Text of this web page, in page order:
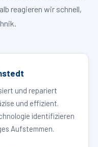
reagieren wir schnell,
und repariert
und effizient.
identifizieren
Aufstemmen.